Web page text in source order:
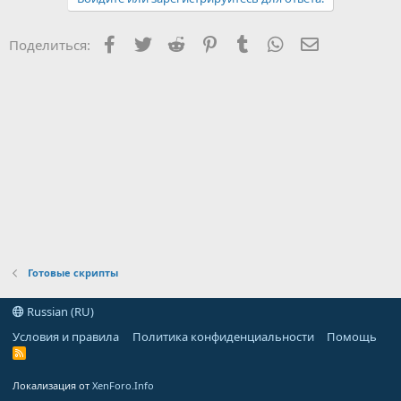
Поделиться: Facebook
Twitter Reddit PinterestTumblr WhatsApp
Готовые скрипты
Russian (RU)
Условия и правила
Политика конфиденциальности Помощь
R
Локализация от XenForo.Info